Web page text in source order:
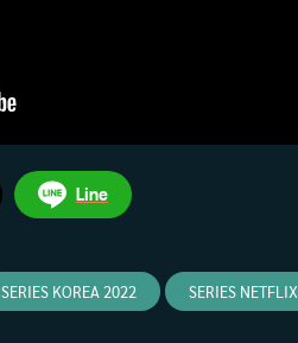
Line
SERIES KOREA 2022 SERIES NETFLIX